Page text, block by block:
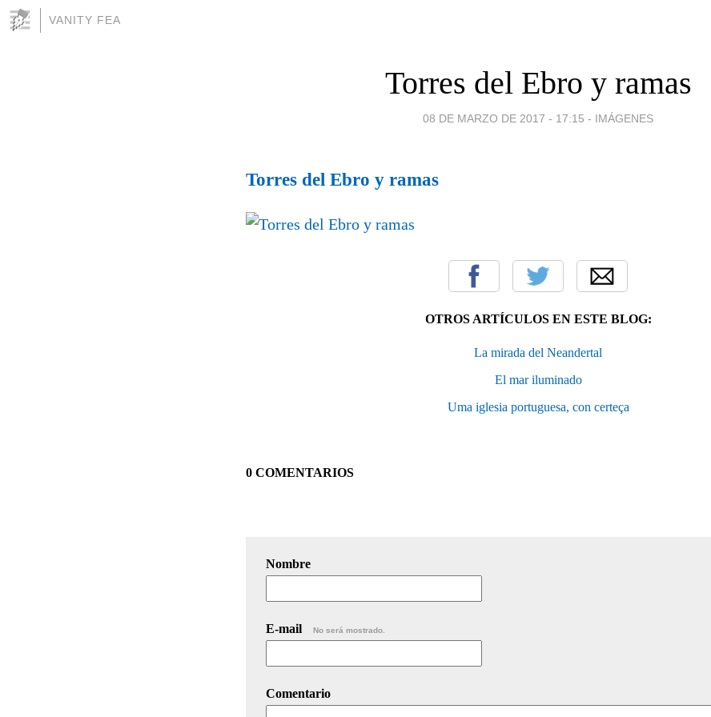
VANITY FEA
Torres del Ebro y ramas
08 DE MARZO DE 2017 - 17:15 - IMÁGENES
Torres del Ebro y ramas
OTROS ARTÍCULOS EN ESTE BLOG:
La mirada del Neandertal
El mar iluminado
Uma iglesia portuguesa, con certeça
0 COMENTARIOS
Nombre
E-mail No será mostrado.
Comentario